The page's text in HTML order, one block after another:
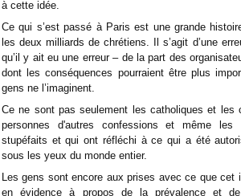
à cette idée.
Ce qui s’est passé à Paris est une grande
les deux milliards de chrétiens. Il s’agit d’une
qu’il y ait eu une erreur – de la part des
dont les conséquences pourraient être plus
gens ne l’imaginent.
Ce ne sont pas seulement les catholiques et les
personnes d'autres confessions et même
stupéfaits et qui ont réfléchi à ce qui a été
sous les yeux du monde entier.
Les gens sont encore aux prises avec ce que cet
en évidence à propos de la prévalence et de